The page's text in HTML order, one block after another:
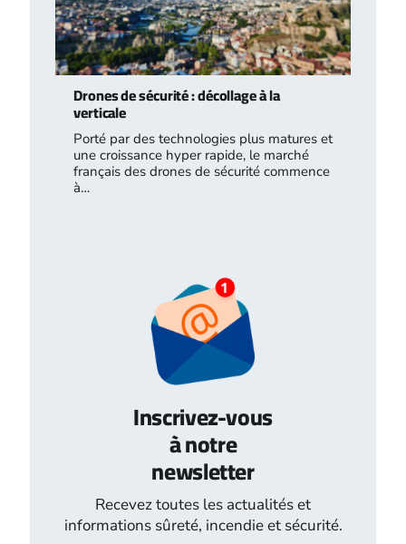
Drones de sécurité : décollage à la
verticale
Porté par des technologies plus matures et
une croissance hyper rapide, le marché
français des drones de sécurité commence
à…
Inscrivez-vous
à notre
newsletter
Recevez toutes les actualités et
informations sûreté, incendie et sécurité.